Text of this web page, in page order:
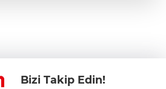
Bizi Takip Edin!